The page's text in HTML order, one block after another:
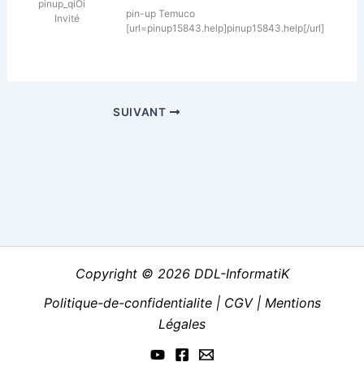
pinup_qiOi
Invité
pin-up Temuco
[url=pinup15843.help]pinup15843.help[/url]
SUIVANT
Copyright © 2026 DDL-InformatiK
Politique-de-confidentialite | CGV | Mentions
Légales